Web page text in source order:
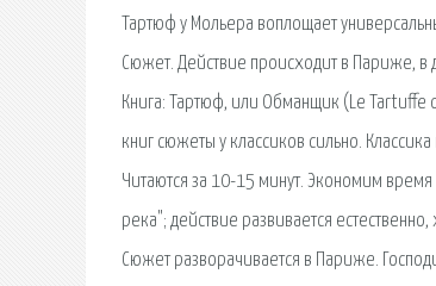
Тартюф у Мольера воплощает
Сюжет. Действие происходит в Париже, в
Книга: Тартюф, или Обманщик (Le Tartuffe
книг сюжеты у классиков сильно.
Читаются за 10-15 минут. Экономим
река"; действие развивается
Сюжет разворачивается в Париже.